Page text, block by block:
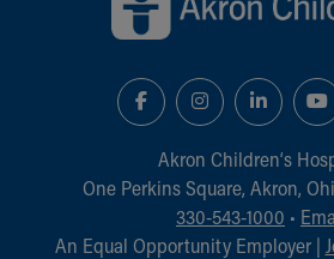
Akron Children‘s
One Perkins Square, Akron,
330-543-1000 •
An Equal Opportunity Employer |